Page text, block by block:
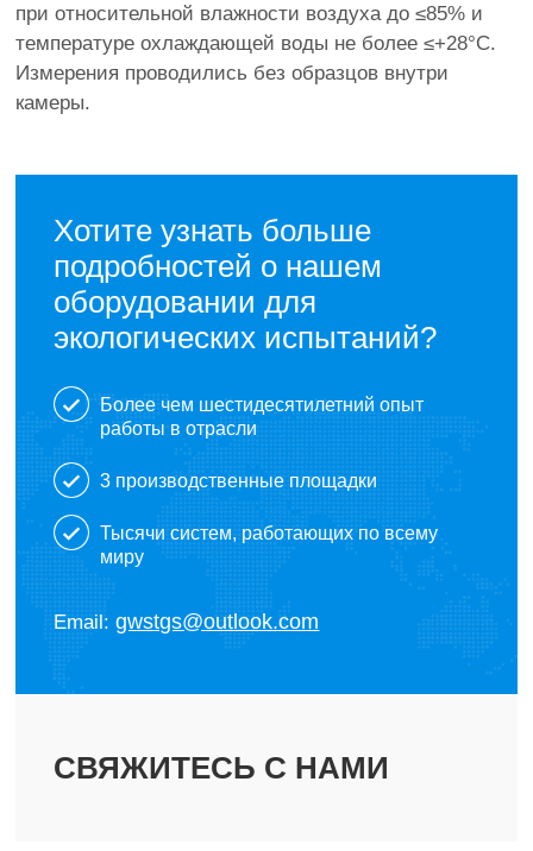
при относительной влажности воздуха до ≤85% и
температуре охлаждающей воды не более ≤+28°C.
Измерения проводились без образцов внутри
камеры.
Хотите узнать больше
подробностей о нашем
оборудовании для
экологических испытаний?
Более чем шестидесятилетний опыт
работы в отрасли
3 производственные площадки
Тысячи систем, работающих по всему
миру
Email:gwstgs@outlook.com
СВЯЖИТЕСЬ С НАМИ